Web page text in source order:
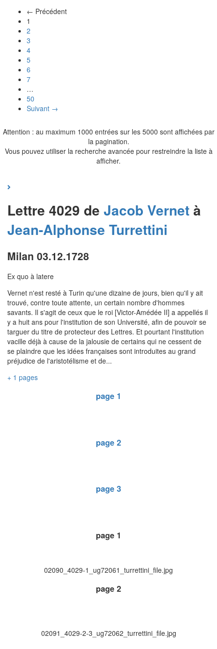
← Précédent
1
2
3
4
5
6
7
…
50
Suivant →
Attention : au maximum 1000 entrées sur les 5000 sont affichées par
la pagination.
Vous pouvez utiliser la recherche avancée pour restreindre la liste à
afficher.
Lettre 4029 de Jacob Vernetà
Jean-Alphonse Turrettini
Milan 03.12.1728
Ex quo à latere
Vernet n'est resté à Turin qu'une dizaine de jours, bien qu'il y ait
trouvé, contre toute attente, un certain nombre d'hommes
savants. Il s'agit de ceux que le roi [Victor-Amédée II] a appellés il
y a huit ans pour l'institution de son Université, afin de pouvoir se
targuer du titre de protecteur des Lettres. Et pourtant l'institution
vacille déjà à cause de la jalousie de certains qui ne cessent de
se plaindre que les idées françaises sont introduites au grand
préjudice de l'aristotélisme et de...
+ 1 pages
page 1
page 2
page 3
page 1
02090_4029-1_ug72061_turrettini_file.jpg
page 2
02091_4029-2-3_ug72062_turrettini_file.jpg